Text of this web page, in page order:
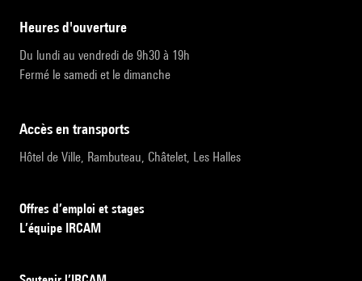
heures d'ouverture
Du lundi au vendredi de 9h30 à 19h
Fermé le samedi et le dimanche
accès en transports
Hôtel de Ville, Rambuteau, Châtelet, Les Halles
Offres d’emploi et stages
L’équipe IRCAM